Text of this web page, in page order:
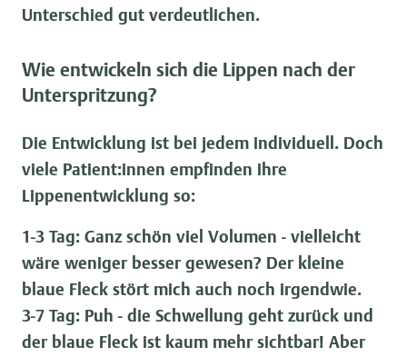
Unterschied gut verdeutlichen.
Wie entwickeln sich die Lippen nach der
Unterspritzung?
Die Entwicklung ist bei jedem individuell. Doch
viele Patient:innen empfinden ihre
Lippenentwicklung so:
1-3 Tag: Ganz schön viel Volumen - vielleicht
wäre weniger besser gewesen? Der kleine
blaue Fleck stört mich auch noch irgendwie.
3-7 Tag: Puh - die Schwellung geht zurück und
der blaue Fleck ist kaum mehr sichtbar! Aber